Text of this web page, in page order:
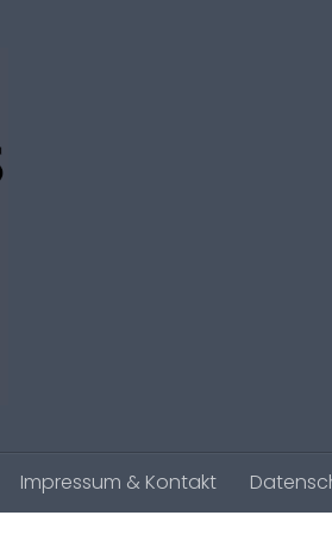
Impressum & Kontakt